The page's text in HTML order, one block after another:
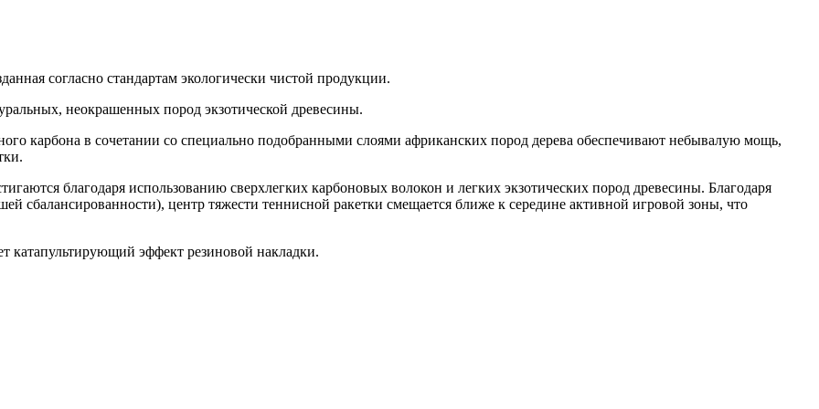
согласно стандартам экологически чистой продукции.
неокрашенных пород экзотической древесины.
карбона в сочетании со специально подобранными слоями африканских пород дерева обеспечивают небывалую мощь,
благодаря использованию сверхлегких карбоновых волокон и легких экзотических пород древесины. Благодаря
сбалансированности), центр тяжести теннисной ракетки смещается ближе к середине активной игровой зоны, что
катапультирующий эффект резиновой накладки.